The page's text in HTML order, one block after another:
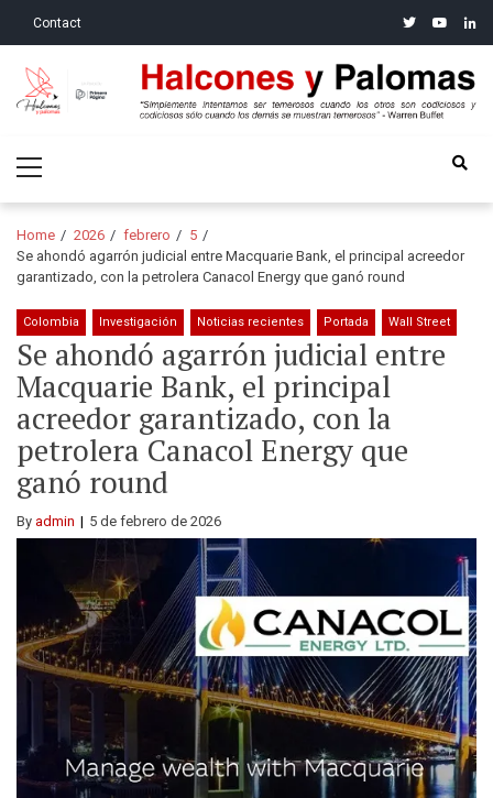
Contact twitteryoutube
Halcones y Palomas
Menu
Home 2026 febrero
5
Se ahondó agarrón judicial entre Macquarie Bank, el principal acreedor
garantizado, con la petrolera Canacol Energy que ganó round
Colombia Investigación Noticias recientes Portada Wall Street
Se ahondó agarrón judicial entre
Macquarie Bank, el principal
acreedor garantizado, con la
petrolera Canacol Energy que
ganó round
By admin 5 de febrero de 2026